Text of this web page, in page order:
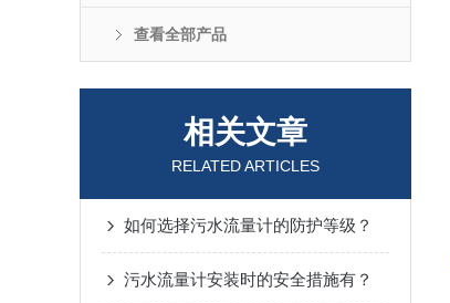
查看全部产品
相关文章
RELATED ARTICLES
如何选择污水流量计的防护等级？
污水流量计安装时的安全措施有？